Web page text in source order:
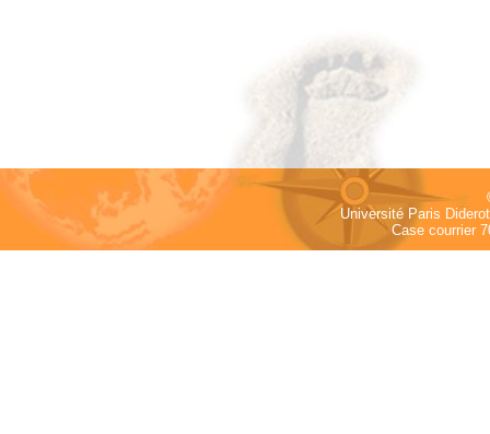
Université Paris
Case courrier